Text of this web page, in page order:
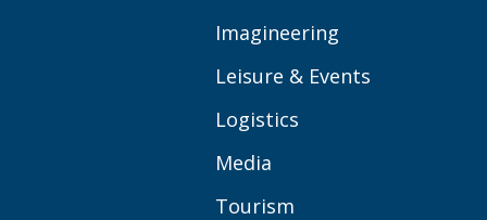
Imagineering
Leisure & Events
Logistics
Media
Tourism